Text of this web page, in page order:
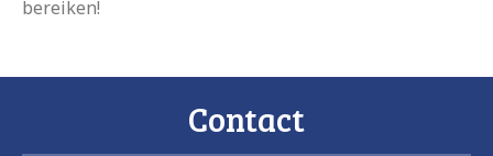
bereiken!
Contact